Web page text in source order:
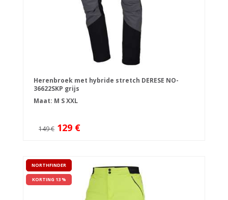
Herenbroek met hybride stretch DERESE NO-
36622SKP grijs
Maat: M SXXL
149 € 129 €
NORTHFINDER
KORTING 13 %